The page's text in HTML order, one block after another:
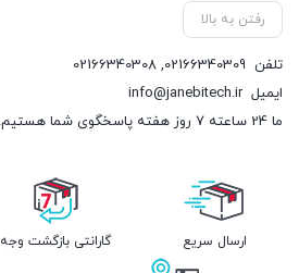
رفتن به بالا
تلفن 02166340309
,
02166340308
ایمیلinfo@janebitech.ir
ما 24 ساعته 7 روز هفته پاسخگوی شما هستیم.
ارسال سریع گارانتی بازگشت وجه